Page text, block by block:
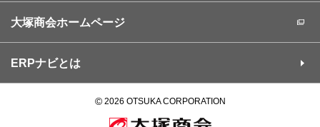
大塚商会ホームページ
ERPナビとは
©2026 OTSUKA CORPORATION